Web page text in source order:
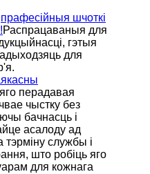
прафесійныя шчоткі
Распрацаваныя для
гэтыя
для
перадавая
чыстку без
бачнасць і
асалоду ад
тэрміну службы і
што робіць яго
для кожнага